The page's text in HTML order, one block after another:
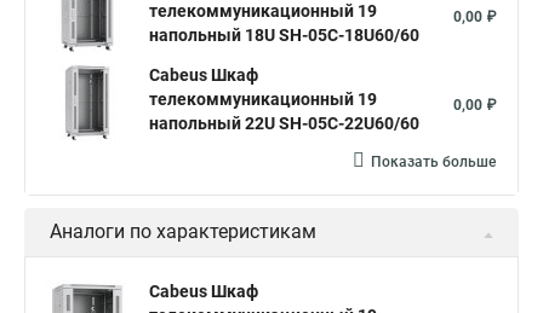
телекоммуникационный 19
напольный 18U SH-05C-18U60/60
0,00 ₽
Cabeus Шкаф
телекоммуникационный 19
напольный 22U SH-05C-22U60/60
0,00 ₽
Показать больше
Аналоги по характеристикам
Cabeus Шкаф